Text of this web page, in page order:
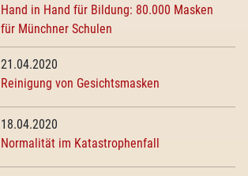
Hand in Hand für Bildung: 80.000 Masken
für Münchner Schulen
21.04.2020
Reinigung von Gesichtsmasken
18.04.2020
Normalität im Katastrophenfall